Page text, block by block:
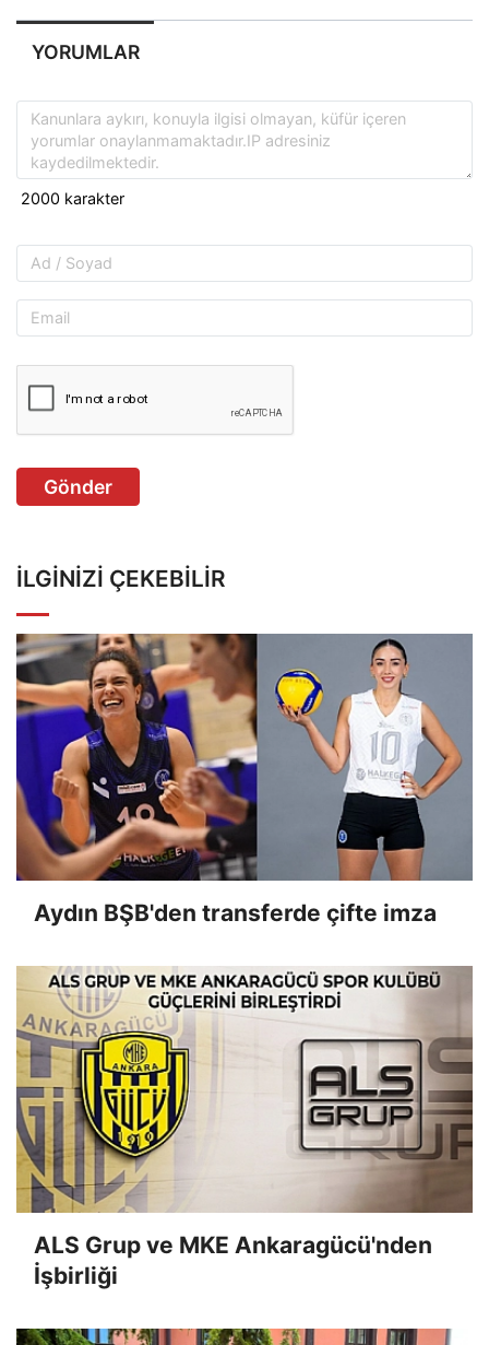
YORUMLAR
Gönder
İLGINIZI ÇEKEBILIR
Aydın BŞB'den transferde çifte imza
ALS Grup ve MKE Ankaragücü'nden
İşbirliği